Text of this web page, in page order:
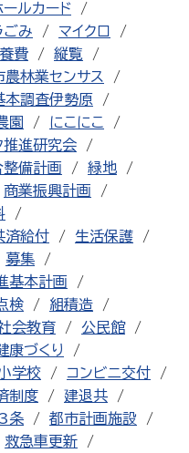
ールカード
ごみ
マイクロ
費
縦覧
農林業センサス
本調査伊勢原
園
にこにこ
推進研究会
備計画
緑地
商業振興計画
済給付
生活保護
募集
基本計画
検
組積造
会教育
公民館
康づくり
学校
コンビニ交付
制度
建退共
条
都市計画施設
救急車更新